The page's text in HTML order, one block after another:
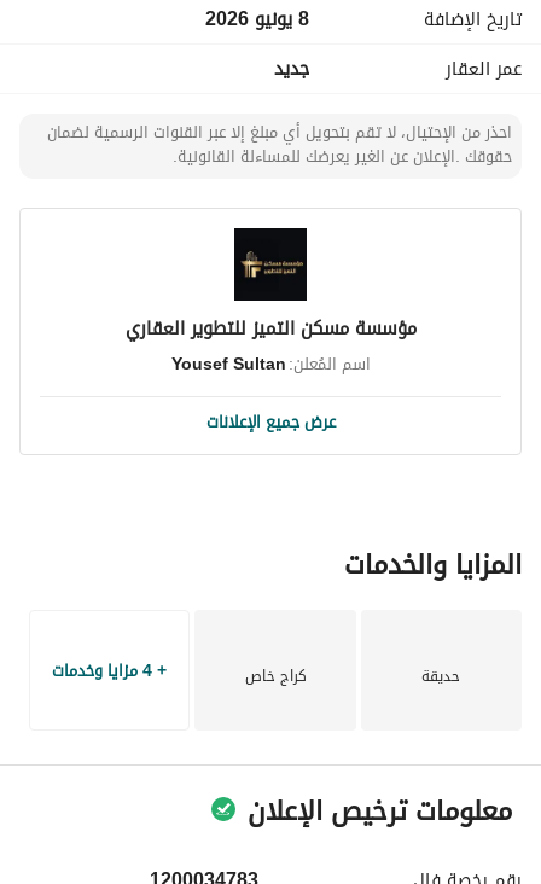
تاريخ الإضافة
8 يونيو 2026
عمر العقار
جديد
احذر من الإحتيال، لا تقم بتحويل أي مبلغ إلا عبر القنوات الرسمية لضمان
حقوقك .الإعلان عن الغير يعرضك للمساءلة القانونية.
مؤسسة مسكن التميز للتطوير العقاري
اسم المُعلن:Yousef Sultan
عرض جميع الإعلانات
المزايا والخدمات
حديقة كراج خاص + 4 مزايا وخدمات
معلومات ترخيص الإعلان